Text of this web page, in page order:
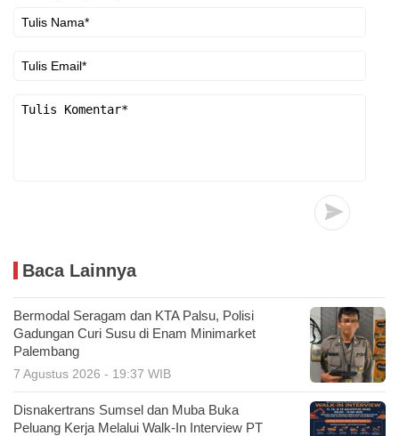
Baca Lainnya
Bermodal Seragam dan KTA Palsu, Polisi
Gadungan Curi Susu di Enam Minimarket
Palembang
7 Agustus 2026 - 19:37 WIB
Disnakertrans Sumsel dan Muba Buka
Peluang Kerja Melalui Walk-In Interview PT